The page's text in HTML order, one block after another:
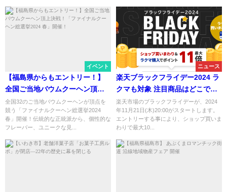
イベント
【福島県からもエントリー！】
全国ご当地バウムクーヘン頂上
決戦！「ファイナルクーヘン総
選挙2024 春」開催！
全国32のご当地バウムクーヘンが頂点を
競う「ファイナルクーヘン総選挙2024
春」開催！伝統的な正統派から、個性的な
フレーバー、ユニークな見...
ニュース
楽天ブラックフライデー2024 ラ
クマも対象 注目商品はどこでも
手軽に飲めるお茶 ワンプッシュ
ティー
楽天市場のブラックフライデーが、2024
年11月21日(木)20:00がスタートします。
エントリーする事により、ショップ買いま
わりで最大10...